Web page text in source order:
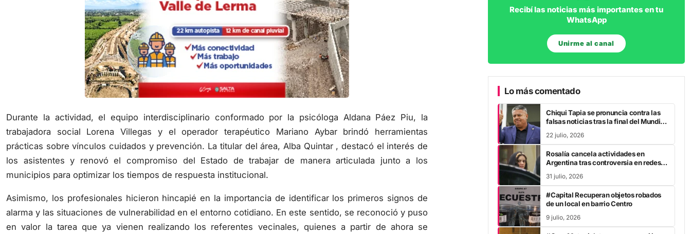
Durante la actividad, el equipo interdisciplinario conformado por la psicóloga Aldana Páez Piu, la
trabajadora social Lorena Villegas y el operador terapéutico Mariano Aybar brindó herramientas
prácticas sobre vínculos cuidados y prevención. La titular del área, Alba Quintar , destacó el interés de
los asistentes y renovó el compromiso del Estado de trabajar de manera articulada junto a los
municipios para optimizar los tiempos de respuesta institucional.
Asimismo, los profesionales hicieron hincapié en la importancia de identificar los primeros signos de
alarma y las situaciones de vulnerabilidad en el entorno cotidiano. En este sentido, se reconoció y puso
en valor la tarea que ya vienen realizando los referentes vecinales, quienes a partir de ahora se
Recibí las noticias más importantes en tu
WhatsApp
Unirme al canal
Lo más comentado
Chiqui Tapia se pronuncia contra las
falsas noticias tras la final del Mundial
22 julio, 2026
Rosalía cancela actividades en
Argentina tras controversia en redes
31 julio, 2026
#Capital Recuperan objetos robados
de un local en barrio Centro
9 julio, 2026